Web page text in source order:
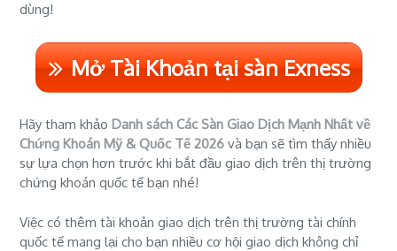
dùng!
Mở Tài Khoản tại sàn Exness
Hãy tham khảo Danh sách Các Sàn Giao Dịch Mạnh Nhất về
Chứng Khoán Mỹ & Quốc Tế 2026 và bạn sẽ tìm thấy nhiều
sự lựa chọn hơn trước khi bắt đầu giao dịch trên thị trường
chứng khoán quốc tế bạn nhé!
Việc có thêm tài khoản giao dịch trên thị trường tài chính
quốc tế mang lại cho bạn nhiều cơ hội giao dịch không chỉ